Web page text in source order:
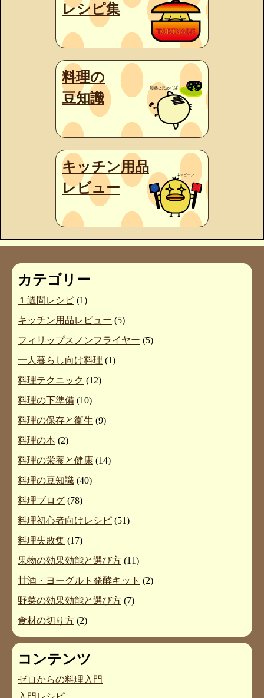
レシピ集
料理の
豆知識
キッチン用品
レビュー
カテゴリー
１週間レシピ (1)
キッチン用品レビュー (5)
フィリップスノンフライヤー (5)
一人暮らし向け料理 (1)
料理テクニック (12)
料理の下準備 (10)
料理の保存と衛生 (9)
料理の本 (2)
料理の栄養と健康 (14)
料理の豆知識 (40)
料理ブログ (78)
料理初心者向けレシピ (51)
料理失敗集 (17)
果物の効果効能と選び方 (11)
甘酒・ヨーグルト発酵キット (2)
野菜の効果効能と選び方 (7)
食材の切り方 (2)
コンテンツ
ゼロからの料理入門